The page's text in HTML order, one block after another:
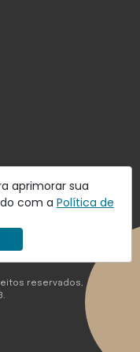
aprimorar sua
com a Política de
reservados,